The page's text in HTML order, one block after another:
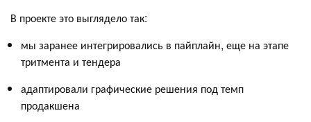
В проекте это выглядело так:
мы заранее интегрировались в пайплайн, еще на этапе
тритмента и тендера
адаптировали графические решения под темп
продакшена